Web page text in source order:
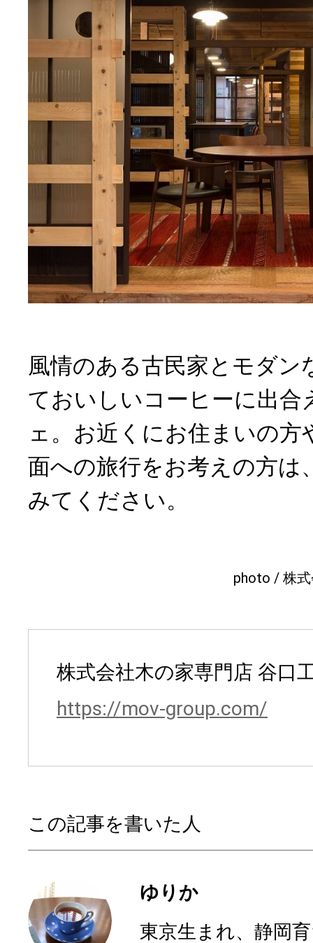
風情のある古民家とモダン
ておいしいコーヒーに出合
ェ。お近くにお住まいの方
面への旅行をお考えの方は
みてください。
photo / 株
株式会社木の家専門店 谷口
https://mov-group.com/
この記事を書いた人
ゆりか
東京生まれ、静岡